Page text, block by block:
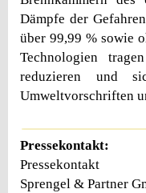
Dämpfe der
über 99,99 % sowie
Technologien
reduzieren und
Umweltvorschriften
Pressekontakt:
Pressekontakt
Sprengel & Partner